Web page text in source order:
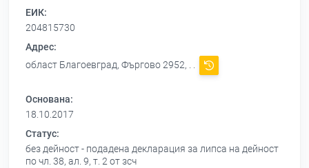
ЕИК:
204815730
Адрес:
област Благоевград, Фъргово 2952, . .
Основана:
18.10.2017
Статус:
без дейност - подадена декларация за липса на дейност
по чл. 38, ал. 9, т. 2 от зсч